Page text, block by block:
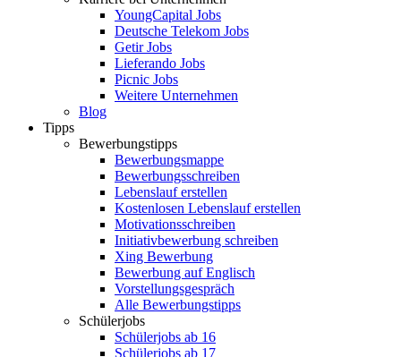
YoungCapital Jobs
Deutsche Telekom Jobs
Getir Jobs
Lieferando Jobs
Picnic Jobs
Weitere Unternehmen
Blog
Tipps
Bewerbungstipps
Bewerbungsmappe
Bewerbungsschreiben
Lebenslauf erstellen
Kostenlosen Lebenslauf erstellen
Motivationsschreiben
Initiativbewerbung schreiben
Xing Bewerbung
Bewerbung auf Englisch
Vorstellungsgespräch
Alle Bewerbungstipps
Schülerjobs
Schülerjobs ab 16
Schülerjobs ab 17